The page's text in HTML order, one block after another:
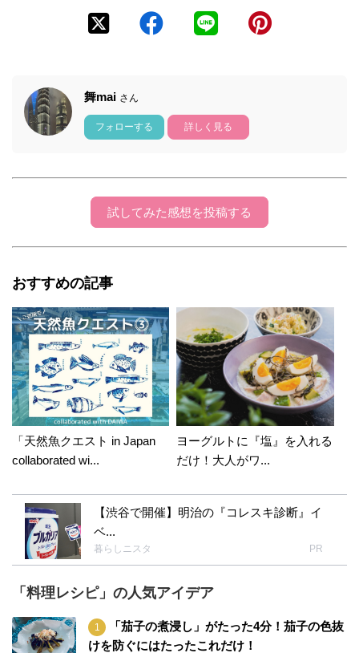
舞mai さん
フォローする 詳しく見る
試してみた感想を投稿する
おすすめの記事
「天然魚クエスト in Japan
collaborated wi...
ヨーグルトに『塩』を入れる
だけ！大人がワ...
【渋谷で開催】明治の『コレスキ診断』イ
ベ...
暮らしニスタ PR
「料理レシピ」の人気アイデア
「茄子の煮浸し」がたった4分！茄子の色抜
けを防ぐにはたったこれだけ！